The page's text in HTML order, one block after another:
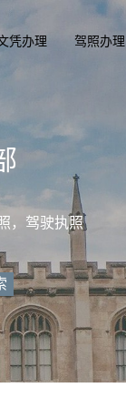
凭办理 驾照办理